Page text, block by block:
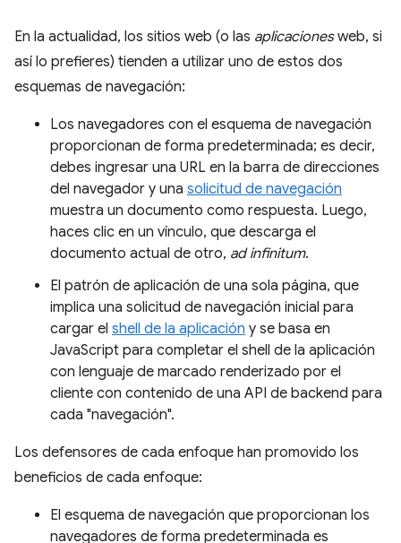
En la actualidad, los sitios web (o las aplicacionesweb, si
así lo prefieres) tienden a utilizar uno de estos dos
esquemas de navegación:
Los navegadores con el esquema de navegación
proporcionan de forma predeterminada; es decir,
debes ingresar una URL en la barra de direcciones
del navegador y una solicitud de navegación
muestra un documento como respuesta. Luego,
haces clic en un vínculo, que descarga el
documento actual de otro, ad infinitum.
El patrón de aplicación de una sola página, que
implica una solicitud de navegación inicial para
cargar el shell de la aplicación y se basa en
JavaScript para completar el shell de la aplicación
con lenguaje de marcado renderizado por el
cliente con contenido de una API de backend para
cada "navegación".
Los defensores de cada enfoque han promovido los
beneficios de cada enfoque:
El esquema de navegación que proporcionan los
navegadores de forma predeterminada es